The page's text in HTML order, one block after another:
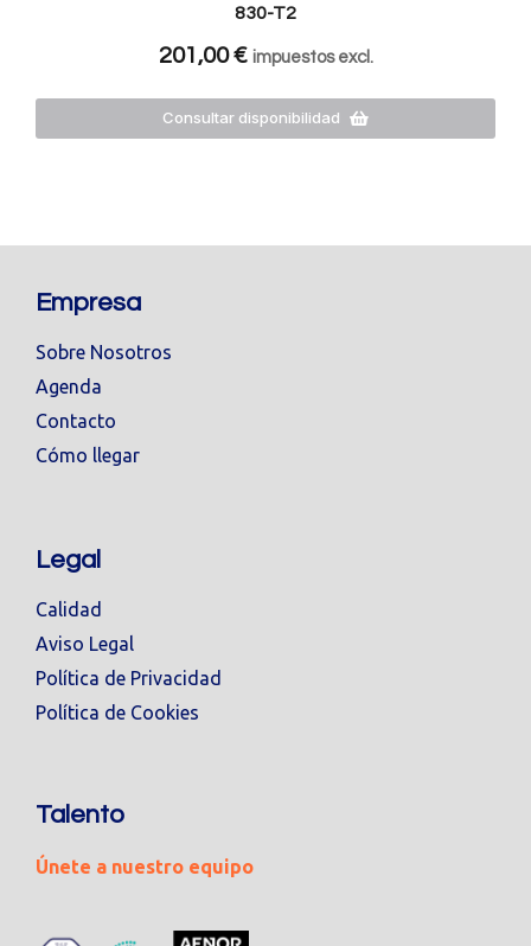
830-T2
201,00€ impuestos excl.
Consultar disponibilidad
Empresa
Sobre Nosotros
Agenda
Contacto
Cómo llegar
Legal
Calidad
Aviso Legal
Política de Privacidad
Política de Cookies
Talento
Únete a nuestro equipo